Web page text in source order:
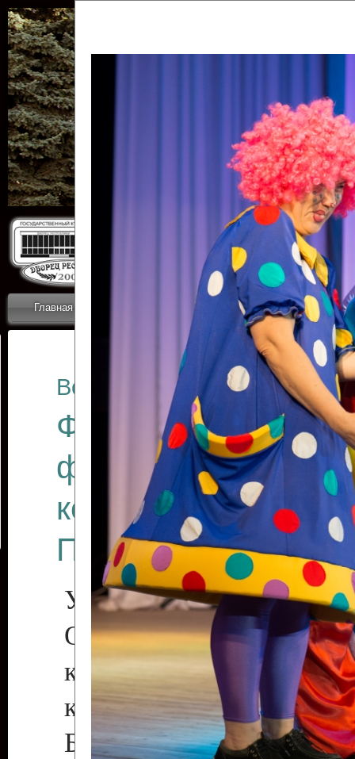
Главная Коллективы Новости
ОТЧЕТЫ ГКЦ
Все отчеты
Финал
фестиваля
коллективов
Приднестровского
Участники фестиваля:
Образцовый
коллектив
культуры с.
Бендеры ,